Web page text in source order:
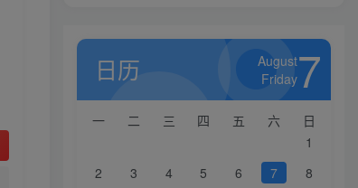
日历
August
Friday7
一 二 三 四 五 六
日
1
2
3 4 5 6 7
8